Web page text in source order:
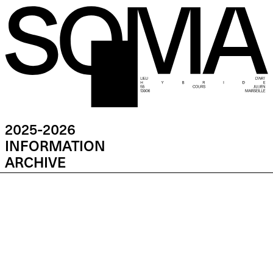
2025-2026
INFORMATION
ARCHIVE